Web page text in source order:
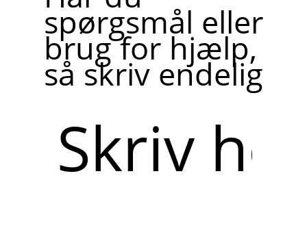
spørgsmål eller
brug for hjælp,
så skriv endelig
her